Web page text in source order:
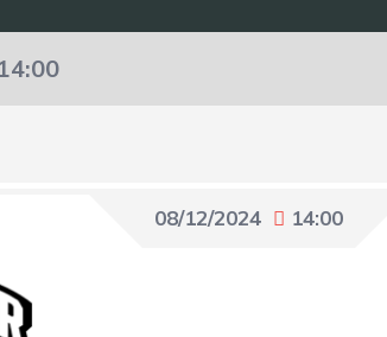
14:00
08/12/2024 14:00